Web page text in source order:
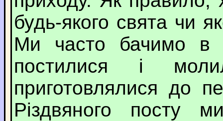
будь-якого свята чи
Ми часто бачимо в
постилися і
приготовлялися до
Різдвяного посту